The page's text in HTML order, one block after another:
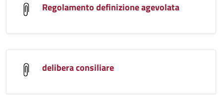
Regolamento definizione agevolata
delibera consiliare